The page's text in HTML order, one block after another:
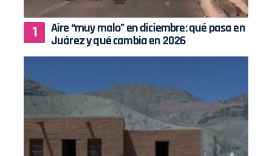
Aire “muy malo” en diciembre: qué pasa en
Juárez y qué cambia en 2026